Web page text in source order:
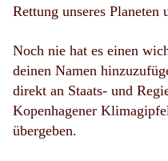
Rettung unseres Planeten
Noch nie hat es einen
deinen Namen
direkt an Staats- und
Kopenhagener
übergeben.